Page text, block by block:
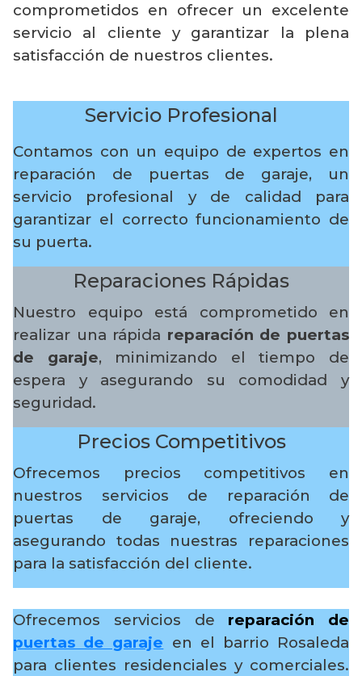
comprometidos en ofrecer un excelente
servicio al cliente y garantizar la plena
satisfacción de nuestros clientes.
Servicio Profesional
Contamos con un equipo de expertos en
reparación de puertas de garaje, un
servicio profesional y de calidad para
garantizar el correcto funcionamiento de
su puerta.
Reparaciones Rápidas
Nuestro equipo está comprometido en
realizar una rápida reparación de puertas
de garaje, minimizando el tiempo de
espera y asegurando su comodidad y
seguridad.
Precios Competitivos
Ofrecemos precios competitivos en
nuestros servicios de reparación de
puertas de garaje, ofreciendo y
asegurando todas nuestras reparaciones
para la satisfacción del cliente.
Ofrecemos servicios de reparación de
puertas de garaje en el barrio Rosaleda
para clientes residenciales y comerciales.